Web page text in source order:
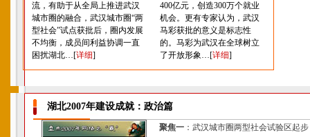
流，有助于从全局上推进武汉
城市圈的融合，武汉城市圈“两
型社会”试点获批后，圈内发展
不均衡，成员间利益协调一直
困扰湖北…[详细]
400亿元，创造300万个就业
机会。更有专家认为，武汉
马彩获批的意义是标志性
的。马彩为武汉在全球树立
了开放形象…[详细]
湖北2007年建设成就：政治篇
聚焦一 ： 武汉城市圈两型社会试验区起步